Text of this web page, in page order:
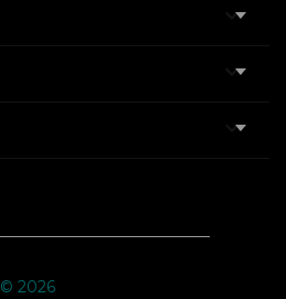



© 2026